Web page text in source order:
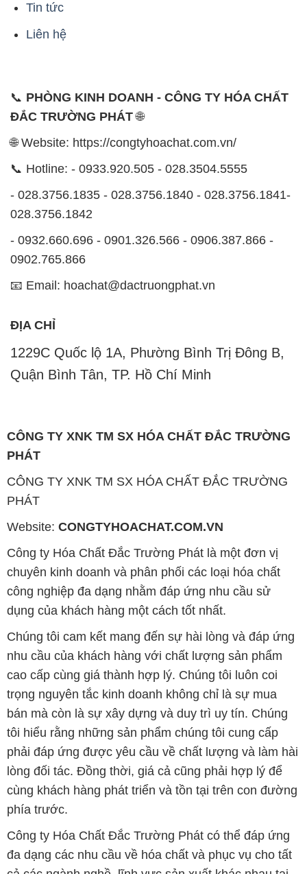
Tin tức
Liên hệ
📞 PHÒNG KINH DOANH - CÔNG TY HÓA CHẤT
ĐẮC TRƯỜNG PHÁT🌐
🌐 Website: https://congtyhoachat.com.vn/
📞 Hotline: - 0933.920.505 - 028.3504.5555
- 028.3756.1835 - 028.3756.1840 - 028.3756.1841-
028.3756.1842
- 0932.660.696 - 0901.326.566 - 0906.387.866 -
0902.765.866
📧 Email: hoachat@dactruongphat.vn
ĐỊA CHỈ
1229C Quốc lộ 1A, Phường Bình Trị Đông B,
Quận Bình Tân, TP. Hồ Chí Minh
CÔNG TY XNK TM SX HÓA CHẤT ĐẮC TRƯỜNG
PHÁT
CÔNG TY XNK TM SX HÓA CHẤT ĐẮC TRƯỜNG
PHÁT
Website: CONGTYHOACHAT.COM.VN
Công ty Hóa Chất Đắc Trường Phát là một đơn vị
chuyên kinh doanh và phân phối các loại hóa chất
công nghiệp đa dạng nhằm đáp ứng nhu cầu sử
dụng của khách hàng một cách tốt nhất.
Chúng tôi cam kết mang đến sự hài lòng và đáp ứng
nhu cầu của khách hàng với chất lượng sản phẩm
cao cấp cùng giá thành hợp lý. Chúng tôi luôn coi
trọng nguyên tắc kinh doanh không chỉ là sự mua
bán mà còn là sự xây dựng và duy trì uy tín. Chúng
tôi hiểu rằng những sản phẩm chúng tôi cung cấp
phải đáp ứng được yêu cầu về chất lượng và làm hài
lòng đối tác. Đồng thời, giá cả cũng phải hợp lý để
cùng khách hàng phát triển và tồn tại trên con đường
phía trước.
Công ty Hóa Chất Đắc Trường Phát có thể đáp ứng
đa dạng các nhu cầu về hóa chất và phục vụ cho tất